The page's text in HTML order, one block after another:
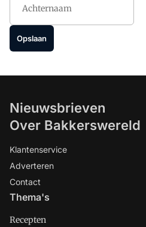
Achternaam
Opslaan
Nieuwsbrieven
Over Bakkerswereld
Klantenservice
Adverteren
Contact
Thema's
Recepten